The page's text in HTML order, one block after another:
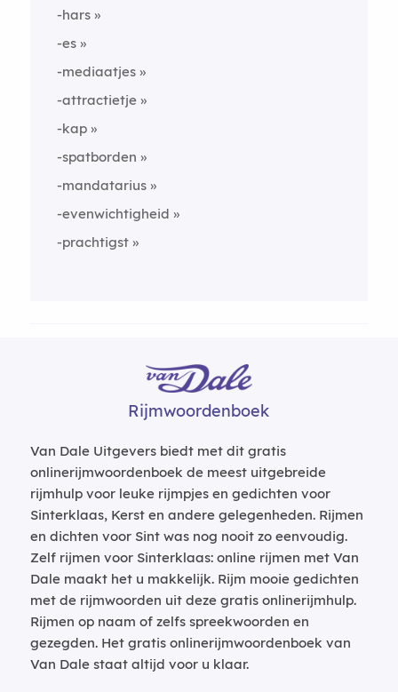
-hars
-es
-mediaatjes
-attractietje
-kap
-spatborden
-mandatarius
-evenwichtigheid
-prachtigst
Rijmwoordenboek
Van Dale Uitgevers biedt met dit gratis
onlinerijmwoordenboek de meest uitgebreide
rijmhulp voor leuke rijmpjes en gedichten voor
Sinterklaas, Kerst en andere gelegenheden. Rijmen
en dichten voor Sint was nog nooit zo eenvoudig.
Zelf rijmen voor Sinterklaas: online rijmen met Van
Dale maakt het u makkelijk. Rijm mooie gedichten
met de rijmwoorden uit deze gratis onlinerijmhulp.
Rijmen op naam of zelfs spreekwoorden en
gezegden. Het gratis onlinerijmwoordenboek van
Van Dale staat altijd voor u klaar.